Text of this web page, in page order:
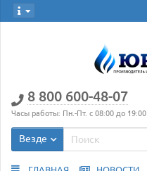
8 800 600-48-07
Часы работы: Пн.-Пт. с 08:00 до 19:00
Везде